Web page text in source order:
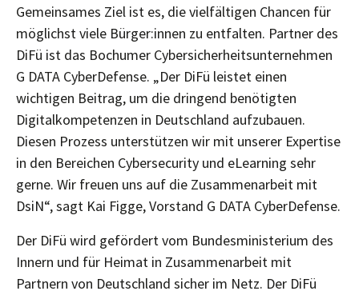
Gemeinsames Ziel ist es, die vielfältigen Chancen für
möglichst viele Bürger:innen zu entfalten. Partner des
DiFü ist das Bochumer Cybersicherheitsunternehmen
G DATA CyberDefense. „Der DiFü leistet einen
wichtigen Beitrag, um die dringend benötigten
Digitalkompetenzen in Deutschland aufzubauen.
Diesen Prozess unterstützen wir mit unserer Expertise
in den Bereichen Cybersecurity und eLearning sehr
gerne. Wir freuen uns auf die Zusammenarbeit mit
DsiN“, sagt Kai Figge, Vorstand G DATA CyberDefense.
Der DiFü wird gefördert vom Bundesministerium des
Innern und für Heimat in Zusammenarbeit mit
Partnern von Deutschland sicher im Netz. Der DiFü